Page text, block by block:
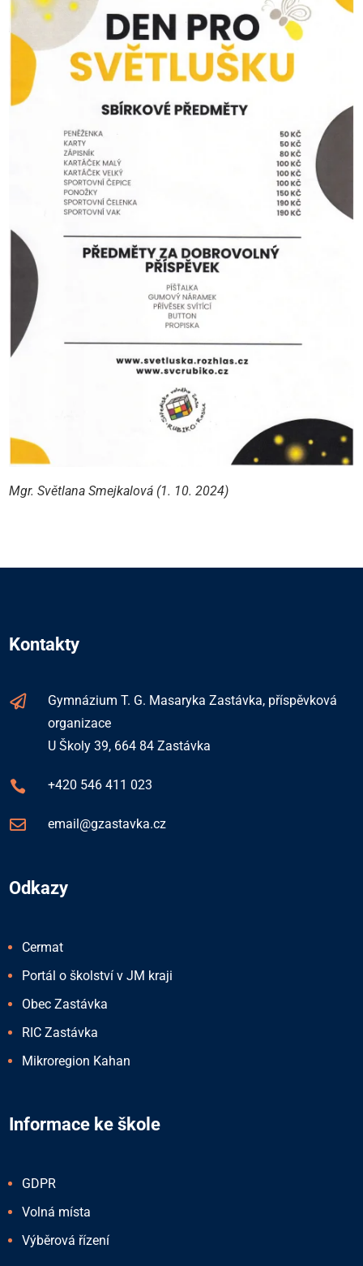
Mgr. Světlana Smejkalová (1. 10. 2024)
Kontakty

Gymnázium T. G. Masaryka Zastávka, příspěvková
organizace
U Školy 39, 664 84 Zastávka
 +420 546 411 023
 email@gzastavka.cz
Odkazy
Cermat
Portál o školství v JM kraji
Obec Zastávka
RIC Zastávka
Mikroregion Kahan
Informace ke škole
GDPR
Volná místa
Výběrová řízení